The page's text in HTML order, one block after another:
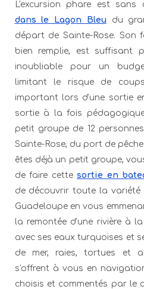
L'excursion phare est
dans le Lagon Bleu du
départ de Sainte-Rose. Son
bien remplie, est suffisant
inoubliable pour un
limitant le risque de
important lors d'une sortie
sortie à la fois
petit groupe de 12
Sainte-Rose, du port de
êtes déjà un petit groupe,
de faire cette sortie en
de découvrir toute la variété
Guadeloupe en vous
la remontée d'une rivière à
avec ses eaux turquoises et
de mer, raies, tortues et
s'offrent à vous en
choisis et commentés par le